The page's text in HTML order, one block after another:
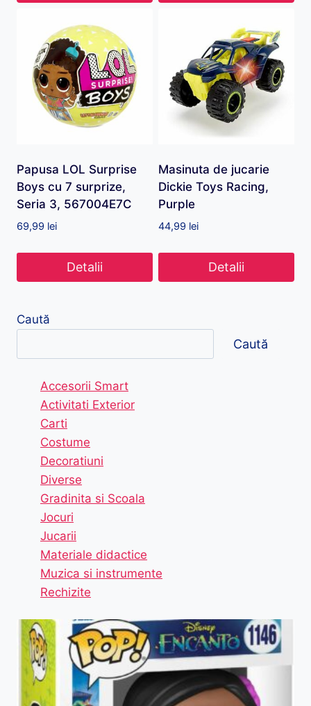
Papusa LOL Surprise
Boys cu 7 surprize,
Seria 3, 567004E7C
69,99 lei
Detalii
Masinuta de jucarie
Dickie Toys Racing,
Purple
44,99 lei
Detalii
Caută
Caută
Accesorii Smart
Activitati Exterior
Carti
Costume
Decoratiuni
Diverse
Gradinita si Scoala
Jocuri
Jucarii
Materiale didactice
Muzica si instrumente
Rechizite